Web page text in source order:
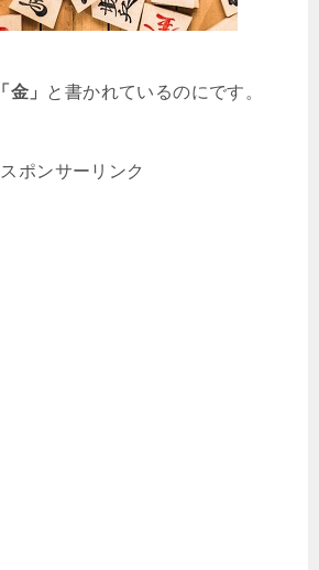
「金」 と書かれているのにです。
スポンサーリンク